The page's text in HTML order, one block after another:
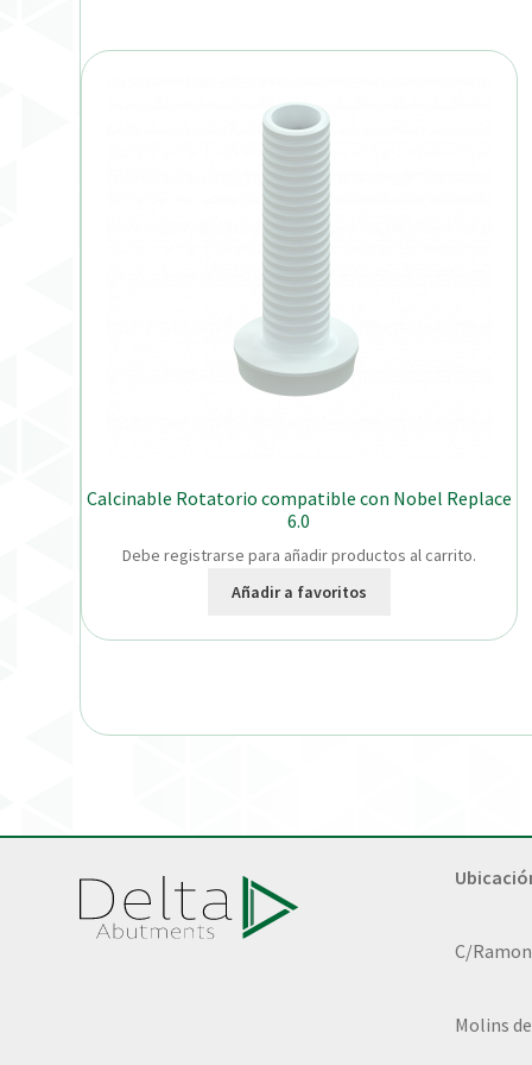
Calcinable Rotatorio compatible con Nobel Replace
6.0
Debe registrarse para añadir productos al carrito.
Añadir a favoritos
C/
Molins